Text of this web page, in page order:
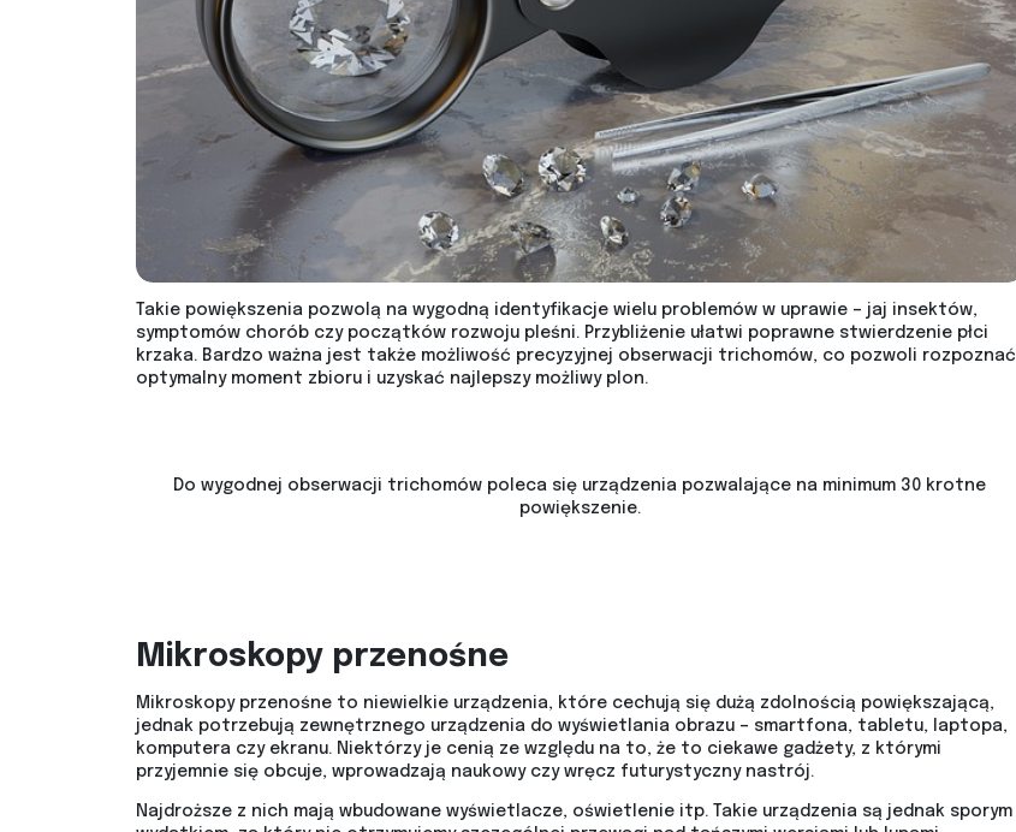
Takie powiększenia pozwolą na wygodną identyfikacje wielu problemów w uprawie – jaj insektów,
symptomów chorób czy początków rozwoju pleśni. Przybliżenie ułatwi poprawne stwierdzenie płci
krzaka. Bardzo ważna jest także możliwość precyzyjnej obserwacji trichomów, co pozwoli rozpoznać
optymalny moment zbioru i uzyskać najlepszy możliwy plon.
Do wygodnej obserwacji trichomów poleca się urządzenia pozwalające na minimum 30 krotne
powiększenie.
Mikroskopy przenośne
Mikroskopy przenośne to niewielkie urządzenia, które cechują się dużą zdolnością powiększającą,
jednak potrzebują zewnętrznego urządzenia do wyświetlania obrazu – smartfona, tabletu, laptopa,
komputera czy ekranu. Niektórzy je cenią ze względu na to, że to ciekawe gadżety, z którymi
przyjemnie się obcuje, wprowadzają naukowy czy wręcz futurystyczny nastrój.
Najdroższe z nich mają wbudowane wyświetlacze, oświetlenie itp. Takie urządzenia są jednak sporym